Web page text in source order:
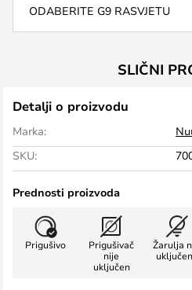
ODABERITE G9 RASVJETU
SLIČNI
Detalji o proizvodu
Marka:
SKU:
Prednosti proizvoda
Prigušivo
Prigušivač
nije
uključen
Žarulja